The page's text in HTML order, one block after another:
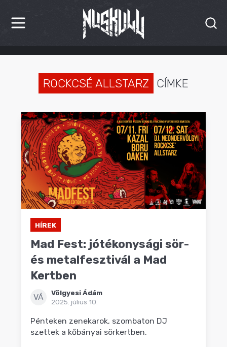
HÍREK
KRITIKÁK
INTERJÚK
PREMIEREK
KULT
MÁSVILÁG
BLOG
ROCKCSÉ ALLSTARZ CÍMKE
HÍREK
Mad Fest: jótékonysági sör-
és metalfesztivál a Mad
Kertben
VÁ
Völgyesi Ádám
2025. július 10.
Pénteken zenekarok, szombaton DJ
szettek a kőbányai sörkertben.